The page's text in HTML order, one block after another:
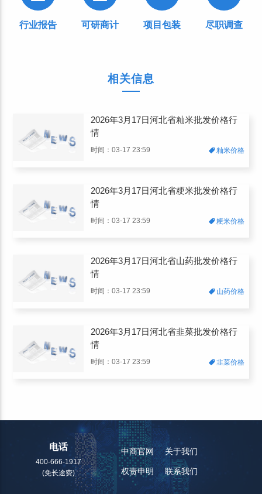
行业报告 可研商计 项目包装 尽职调查
相关信息
2026年3月17日河北省籼米批发价格行
情
时间：03-17 23:59 籼米价格
2026年3月17日河北省粳米批发价格行
情
时间：03-17 23:59 粳米价格
2026年3月17日河北省山药批发价格行
情
时间：03-17 23:59 山药价格
2026年3月17日河北省韭菜批发价格行
情
时间：03-17 23:59 韭菜价格
电话
400-666-1917
(免长途费)
中商官网 关于我们
权责申明 联系我们